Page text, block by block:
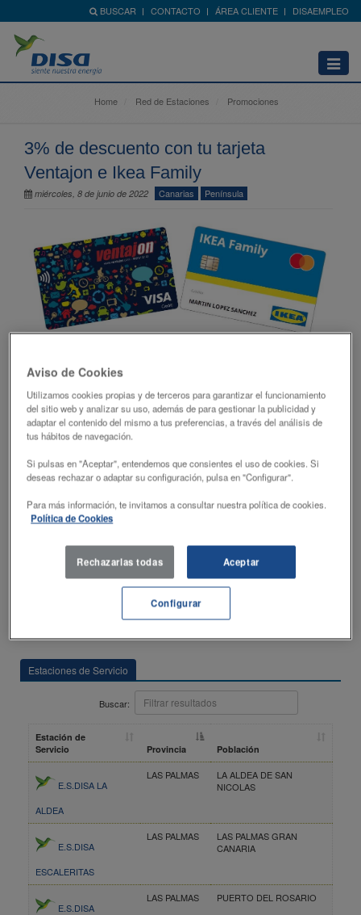
BUSCAR CONTACTO ÁREA CLIENTE DISAEMPLEO
Abrir
menú
Home
Red de Estaciones Promociones
3% de descuento con tu tarjeta
Ventajon e Ikea Family
miércoles, 8 de junio de 2022 Canarias Península
Utiliza tu tarjeta Ventajon e Ikea Family y disfruta de un 3% de descuento en
efectivo al repostar en las estaciones de servicio DISA y Shell.
medio de pago con derecho a descuento, no será posible optar a ningún otro
descuento o promoción
Las marcas de Shell son utilizadas por DISA bajo licencia otorgada por Shell
Brands International AG.
Estaciones de Servicio
Buscar:
Estación de
Servicio
Provincia Población
E.S.DISA LA
ALDEA
LAS PALMAS
LA ALDEA DE SAN
NICOLAS
E.S.DISA
ESCALERITAS
LAS PALMAS
LAS PALMAS GRAN
CANARIA
E.S.DISA
LAS PALMAS PUERTO DEL ROSARIO
Aviso de Cookies
Utilizamos cookies propias y de terceros para garantizar el funcionamiento
del sitio web y analizar su uso, además de para gestionar la publicidad y
adaptar el contenido del mismo a tus preferencias, a través del análisis de
tus hábitos de navegación.
Si pulsas en "Aceptar", entendemos que consientes el uso de cookies. Si
deseas rechazar o adaptar su configuración, pulsa en "Configurar".
Para más información, te invitamos a consultar nuestra política de cookies.
Política de Cookies
Rechazarlas todas Aceptar
Configurar